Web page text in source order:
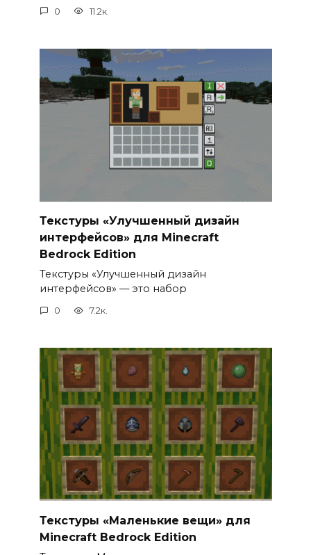
0 11.2к.
Текстуры «Улучшенный дизайн
интерфейсов» для Minecraft
Bedrock Edition
Текстуры «Улучшенный дизайн
интерфейсов» — это набор
0 7.2к.
Текстуры «Маленькие вещи» для
Minecraft Bedrock Edition